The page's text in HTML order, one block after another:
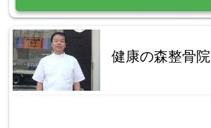
健康の森整骨院